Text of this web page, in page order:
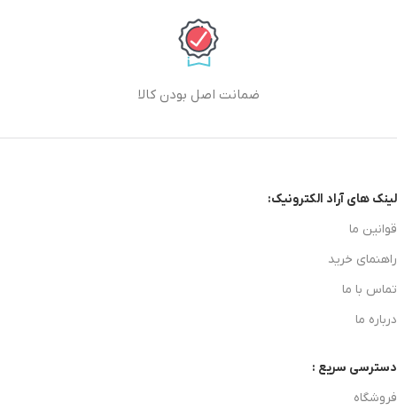
ضمانت اصل بودن کالا
لینک های آراد الکترونیک:
قوانین ما
راهنمای خرید
تماس با ما
درباره ما
دسترسی سریع :
فروشگاه